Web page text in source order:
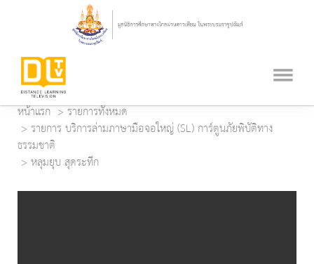
หน้าแรก
รายการทั้งหมด
รายการ บริการล่ามภาษามือจอใหญ่ (SL) การ์ตูนภัยพิบัติทาง
ธรรมชาติ
หลุมยุบ สุดระทึก